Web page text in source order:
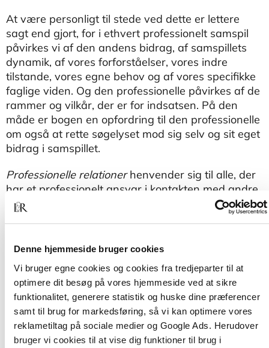
Denne hjemmeside bruger cookies
Vi bruger egne cookies og cookies fra tredjeparter til at
optimere dit besøg på vores hjemmeside ved at sikre
funktionalitet, generere statistik og huske dine præferencer
samt til brug for markedsføring, så vi kan optimere vores
reklametiltag på sociale medier og Google Ads. Herudover
bruger vi cookies til at vise dig funktioner til brug i
At være personligt til stede ved dette er lettere
sagt end gjort, for i ethvert professionelt samspil
påvirkes vi af den andens bidrag, af samspillets
dynamik, af vores forforståelser, vores indre
tilstande, vores egne behov og af vores specifikke
faglige viden. Og den professionelle påvirkes af de
rammer og vilkår, der er for indsatsen. På den
måde er bogen en opfordring til den professionelle
om også at rette søgelyset mod sig selv og sit eget
bidrag i samspillet.
Professionelle relationerhenvender sig til alle, der
har et professionelt ansvar i kontakten med andre
mennesker. Det er ikke afgørende, hvilke
mennesker den professionelle arbejder med,
afgørende. Der kan være tale om pædagoger,
kan være tale om læger, sygeplejersker og andre,
der, uanset deres uddannelsesmæssige baggrund,
har det som en bærende del af deres profession at
indgå i samspil og relation med andre mennesker.